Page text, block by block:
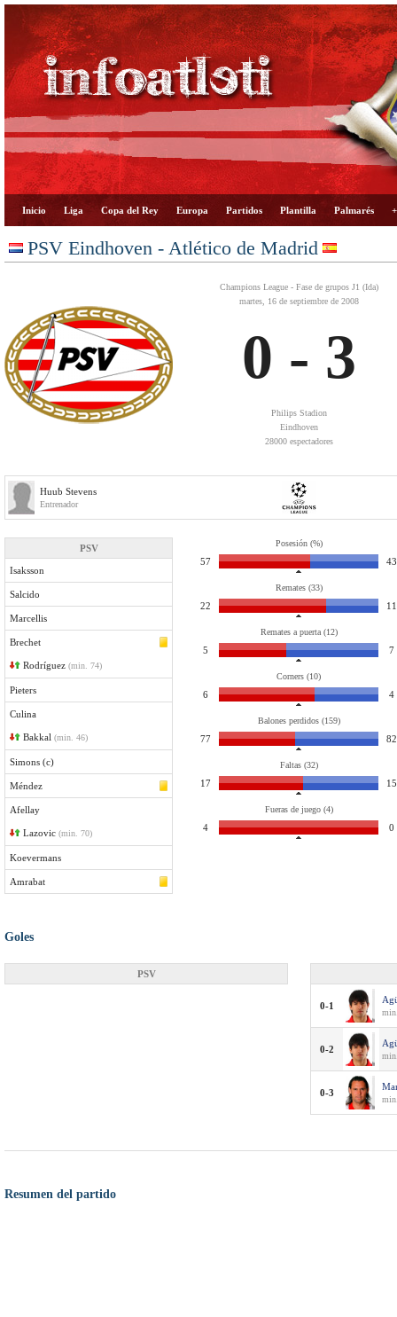
Inicio Liga Copa del Rey Europa Partidos Plantilla Palmarés
PSV Eindhoven - Atlético de Madrid
Champions League - Fase de grupos J1 (Ida)
martes, 16 de septiembre de 2008
0 - 3
Philips Stadion
Eindhoven
28000 espectadores
Huub Stevens
Entrenador
PSV
Isaksson
Salcido
Marcellis
Brechet
Rodríguez (min. 74)
Pieters
Culina
Bakkal (min. 46)
Simons (c)
Méndez
Afellay
Lazovic (min. 70)
Koevermans
Amrabat
Posesión (%)
57 43
Remates (33)
22 11
Remates a puerta (12)
5 7
Corners (10)
6 4
Balones perdidos (159)
77 82
Faltas (32)
17 15
Fueras de juego (4)
4 0
Goles
PSV
0-1
0-2
0-3
Resumen del partido